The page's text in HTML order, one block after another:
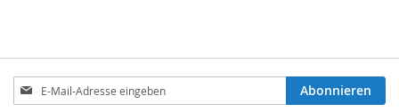
Anmeldung
zum
Abonnieren